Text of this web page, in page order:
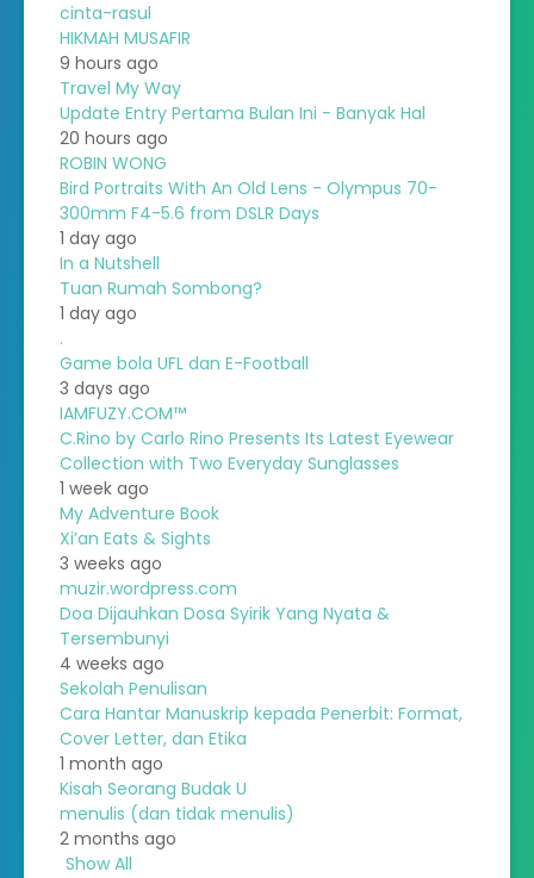
cinta-rasul
HIKMAH MUSAFIR
9 hours ago
Travel My Way
Update Entry Pertama Bulan Ini - Banyak Hal
20 hours ago
ROBIN WONG
Bird Portraits With An Old Lens - Olympus 70-
300mm F4-5.6 from DSLR Days
1 day ago
In a Nutshell
Tuan Rumah Sombong?
1 day ago
.
Game bola UFL dan E-Football
3 days ago
IAMFUZY.COM™
C.Rino by Carlo Rino Presents Its Latest Eyewear
Collection with Two Everyday Sunglasses
1 week ago
My Adventure Book
Xi’an Eats & Sights
3 weeks ago
muzir.wordpress.com
Doa Dijauhkan Dosa Syirik Yang Nyata &
Tersembunyi
4 weeks ago
Sekolah Penulisan
Cara Hantar Manuskrip kepada Penerbit: Format,
Cover Letter, dan Etika
1 month ago
Kisah Seorang Budak U
menulis (dan tidak menulis)
2 months ago
Show All